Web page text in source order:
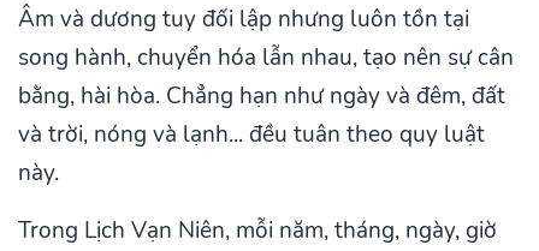
Âm và dương tuy đối lập nhưng luôn tồn tại
song hành, chuyển hóa lẫn nhau, tạo nên sự cân
bằng, hài hòa. Chẳng hạn như ngày và đêm, đất
và trời, nóng và lạnh... đều tuân theo quy luật
này.
Trong Lịch Vạn Niên, mỗi năm, tháng, ngày, giờ